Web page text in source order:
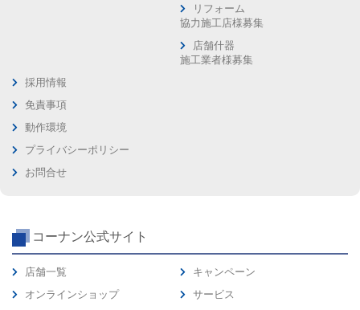
リフォーム
協力施工店様募集
店舗什器
施工業者様募集
採用情報
免責事項
動作環境
プライバシーポリシー
お問合せ
コーナン公式サイト
店舗一覧
オンラインショップ
キャンペーン
サービス